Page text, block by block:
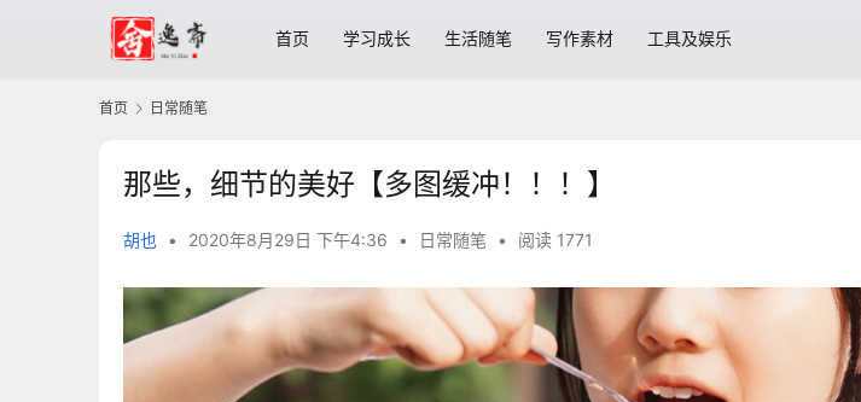
首页 学习成长 生活随笔 写作素材 工具及娱乐
首页 日常随笔
那些，细节的美好【多图缓冲！！！】
胡也 • 2020年8月29日 下午4:36 • 日常随笔 • 阅读 1771